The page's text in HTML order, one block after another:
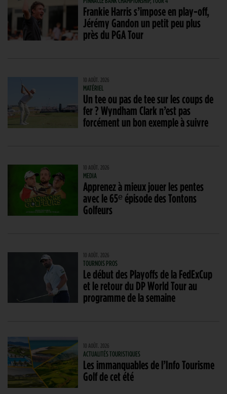
Frankie Harris s’impose en play-off,
Jérémy Gandon un petit peu plus
près du PGA Tour
10 AOÛT. 2026
MATÉRIEL
Un tee ou pas de tee sur les coups de
fer ? Wyndham Clark n’est pas
forcément un bon exemple à suivre
10 AOÛT. 2026
MEDIA
Apprenez à mieux jouer les pentes
avec le 65ᵉ épisode des Tontons
Golfeurs
10 AOÛT. 2026
TOURNOIS PROS
Le début des Playoffs de la FedExCup
et le retour du DP World Tour au
programme de la semaine
10 AOÛT. 2026
ACTUALITÉS TOURISTIQUES
Les immanquables de l’Info Tourisme
Golf de cet été